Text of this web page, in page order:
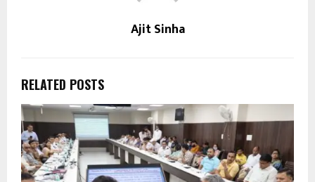
Ajit Sinha
RELATED POSTS